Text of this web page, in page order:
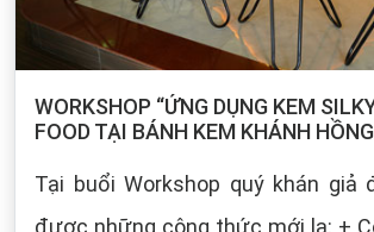
WORKSHOP “ỨNG DỤNG KEM
FOOD TẠI BÁNH KEM KHÁNH
Tại buổi Workshop quý khán giả